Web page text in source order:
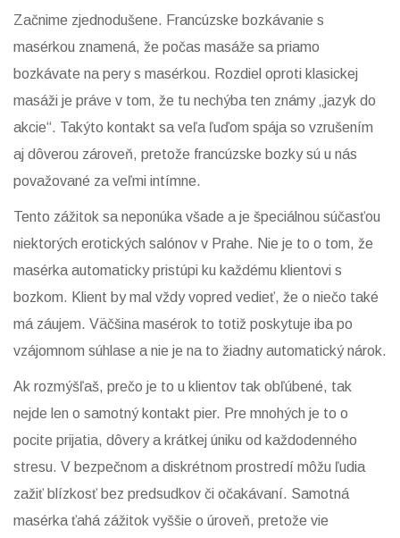
Začnime zjednodušene. Francúzske bozkávanie s
masérkou znamená, že počas masáže sa priamo
bozkávate na pery s masérkou. Rozdiel oproti klasickej
masáži je práve v tom, že tu nechýba ten známy „jazyk do
akcie“. Takýto kontakt sa veľa ľuďom spája so vzrušením
aj dôverou zároveň, pretože francúzske bozky sú u nás
považované za veľmi intímne.
Tento zážitok sa neponúka všade a je špeciálnou súčasťou
niektorých erotických salónov v Prahe. Nie je to o tom, že
masérka automaticky pristúpi ku každému klientovi s
bozkom. Klient by mal vždy vopred vedieť, že o niečo také
má záujem. Väčšina masérok to totiž poskytuje iba po
vzájomnom súhlase a nie je na to žiadny automatický nárok.
Ak rozmýšľaš, prečo je to u klientov tak obľúbené, tak
nejde len o samotný kontakt pier. Pre mnohých je to o
pocite prijatia, dôvery a krátkej úniku od každodenného
stresu. V bezpečnom a diskrétnom prostredí môžu ľudia
zažiť blízkosť bez predsudkov či očakávaní. Samotná
masérka ťahá zážitok vyššie o úroveň, pretože vie